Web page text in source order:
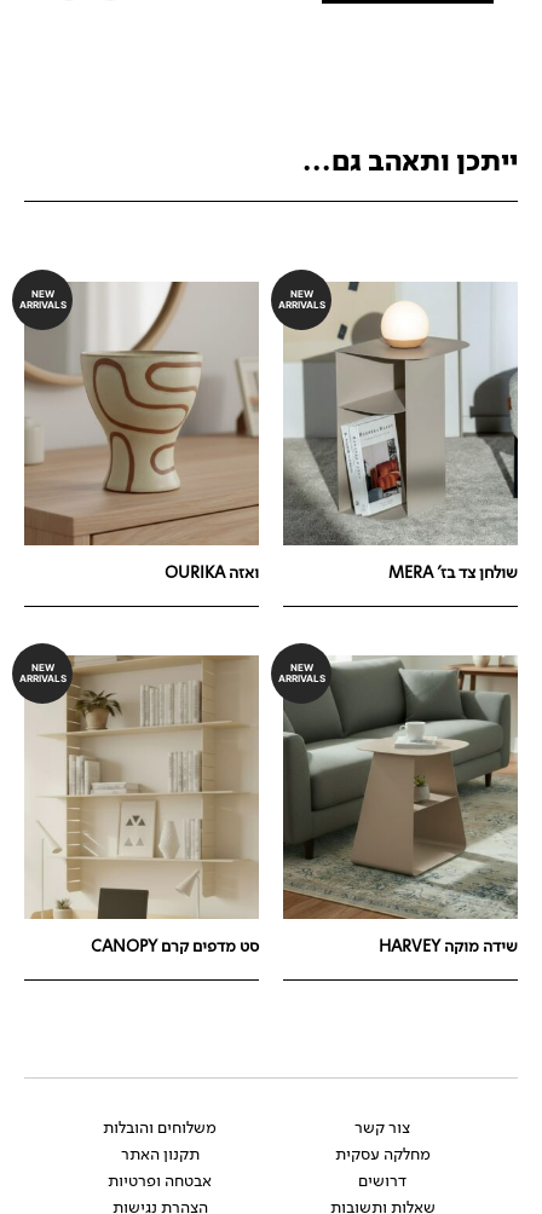
ייתכן ותאהב גם...
NEW
ARRIVALS
שולחן צד בז' MERA
NEW
ARRIVALS
ואזה OURIKA
NEW
ARRIVALS
שידה מוקה HARVEY
NEW
ARRIVALS
סט מדפים קרם CANOPY
צור קשר
מחלקה עסקית
דרושים
שאלות ותשובות
משלוחים והובלות
תקנון האתר
אבטחה ופרטיות
הצהרת נגישות